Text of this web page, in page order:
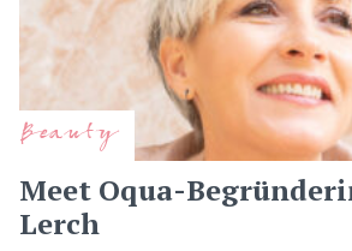
Beauty
Meet Oqua-
Lerch